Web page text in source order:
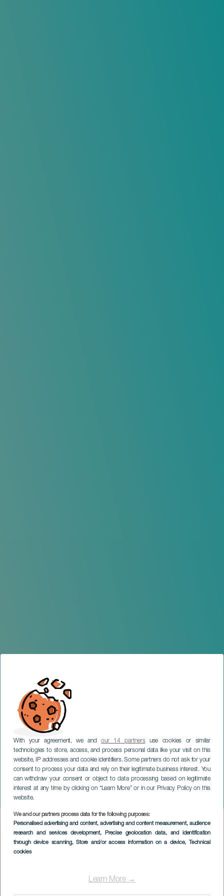
With your agreement, we andour 14 partnersuse cookies or similar
technologies to store, access, and process personal data like your visit on this
website, IP addresses and cookie identifiers. Some partners do not ask for your
consent to process your data and rely on their legitimate business interest. You
can withdraw your consent or object to data processing based on legitimate
interest at any time by clicking on “Learn More” or in our Privacy Policy on this
website.
We and our partners process data for the following purposes:
Personalised advertising and content, advertising and content measurement, audience
research and services development, Precise geolocation data, and identification
through device scanning, Store and/or access information on a device, Technical
cookies
Learn More →
Ana Tijoux i konsert
TENERIFE
Imagen
Listado